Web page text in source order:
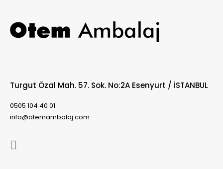
Turgut Özal Mah. 57. Sok. No:2A Esenyurt / İSTANBUL
0505 104 40 01
info@otemambalaj.com